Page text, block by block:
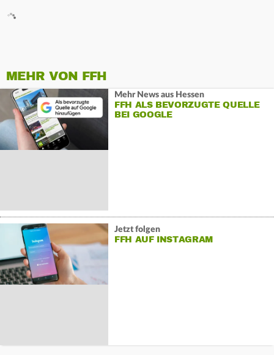
MEHR VON FFH
Mehr News aus Hessen
FFH ALS BEVORZUGTE QUELLE
BEI GOOGLE
Jetzt folgen
FFH AUF INSTAGRAM